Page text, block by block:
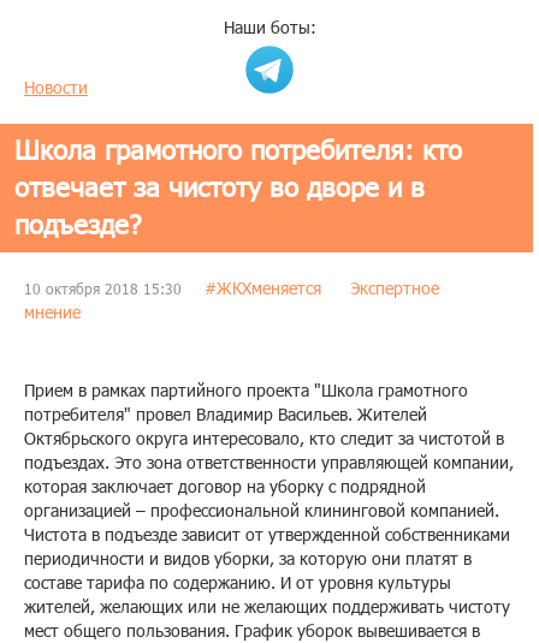
Наши боты:
Новости
Школа грамотного потребителя: кто
отвечает за чистоту во дворе и в
подъезде?
10 октября 2018 15:30 #ЖКХменяется
Экспертное
мнение
Прием в рамках партийного проекта "Школа грамотного
потребителя" провел Владимир Васильев. Жителей
Октябрьского округа интересовало, кто следит за чистотой в
подъездах. Это зона ответственности управляющей компании,
которая заключает договор на уборку с подрядной
организацией – профессиональной клининговой компанией.
Чистота в подъезде зависит от утвержденной собственниками
периодичности и видов уборки, за которую они платят в
составе тарифа по содержанию. И от уровня культуры
жителей, желающих или не желающих поддерживать чистоту
мест общего пользования. График уборок вывешивается в